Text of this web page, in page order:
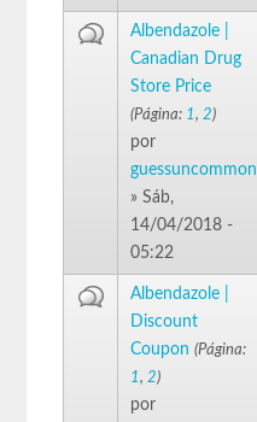
Albendazole |
Canadian Drug
Store Price
(Página: 1, 2)
por
guessuncommon
» Sáb,
14/04/2018 -
05:22
Albendazole |
Discount
Coupon (Página:
1, 2)
por